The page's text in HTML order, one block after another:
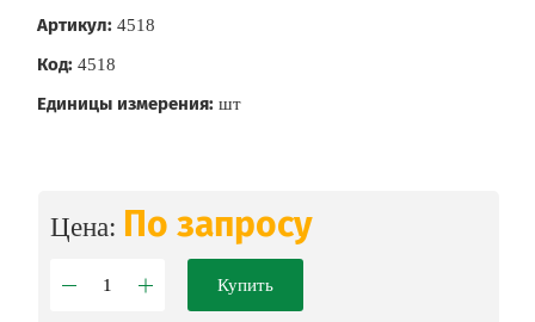
Артикул: 4518
Код: 4518
Единицы измерения: шт
Цена: По запросу
Купить